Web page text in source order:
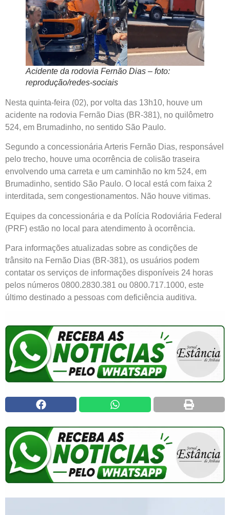
Acidente da rodovia Fernão Dias – foto:
reprodução/redes-sociais
Nesta quinta-feira (02), por volta das 13h10, houve um
acidente na rodovia Fernão Dias (BR-381), no quilômetro
524, em Brumadinho, no sentido São Paulo.
Segundo a concessionária Arteris Fernão Dias, responsável
pelo trecho, houve uma ocorrência de colisão traseira
envolvendo uma carreta e um caminhão no km 524, em
Brumadinho, sentido São Paulo. O local está com faixa 2
interditada, sem congestionamentos. Não houve vitimas.
Equipes da concessionária e da Polícia Rodoviária Federal
(PRF) estão no local para atendimento à ocorrência.
Para informações atualizadas sobre as condições de
trânsito na Fernão Dias (BR-381), os usuários podem
contatar os serviços de informações disponíveis 24 horas
pelos números 0800.2830.381 ou 0800.717.1000, este
último destinado a pessoas com deficiência auditiva.